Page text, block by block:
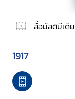
สื่อมัลติมีเดีย
1917